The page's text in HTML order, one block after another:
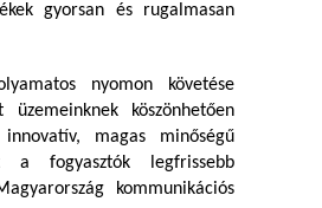
gyorsan és rugalmasan
nyomon követése
köszönhetően
magas minőségű
a fogyasztók legfrissebb
kommunikációs